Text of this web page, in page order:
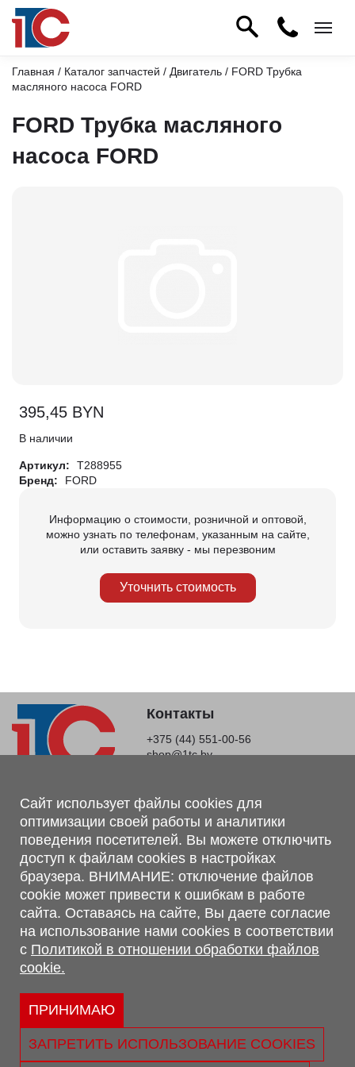
Главная / Каталог запчастей / Двигатель / FORD Трубка
масляного насоса FORD
FORD Трубка масляного
насоса FORD
395,45 BYN
В наличии
Артикул:
T288955
Бренд:
FORD
Информацию о стоимости, розничной и оптовой,
можно узнать по телефонам, указанным на сайте,
или оставить заявку - мы перезвоним
Уточнить стоимость
Контакты
+375 (44) 551-00-56
shop@1tc.by
Магазин, склад
г. Минск, Минский р-н, п. Привольный, ул. Мира, 20А,
223062
г. Брест, ул. Лейтенанта Рябцева, 108 В, 224701
Обращаем Ваше внимание, что вся предоставленная на сайте
информация, касающаяся комплектаций, технических
характеристик, цветовых сочетаний, а также стоимости и
сервисного обслуживания носит информационный характер и
не является публичной офертой, определяемой п.2 ст.407
Гражданского кодекса Республики Беларусь.
Политика обработки персональных данных
Политикой в отношении обработки файлов cookie.
Сайт использует файлы cookies для
оптимизации своей работы и аналитики
поведения посетителей. Вы можете отключить
доступ к файлам cookies в настройках
браузера. ВНИМАНИЕ: отключение файлов
cookie может привести к ошибкам в работе
сайта. Оставаясь на сайте, Вы даете согласие
на использование нами cookies в соответствии
с Политикой в отношении обработки файлов
cookie.
ПРИНИМАЮ
ЗАПРЕТИТЬ ИСПОЛЬЗОВАНИЕ COOKIES